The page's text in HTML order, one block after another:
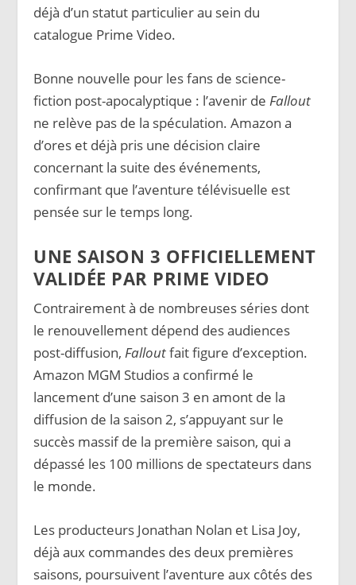
déjà d’un statut particulier au sein du
catalogue Prime Video.
Bonne nouvelle pour les fans de science-
fiction post-apocalyptique : l’avenir deFallout
ne relève pas de la spéculation. Amazon a
d’ores et déjà pris une décision claire
concernant la suite des événements,
confirmant que l’aventure télévisuelle est
pensée sur le temps long.
UNE SAISON 3 OFFICIELLEMENT
VALIDÉE PAR PRIME VIDEO
Contrairement à de nombreuses séries dont
le renouvellement dépend des audiences
post-diffusion,Falloutfait figure d’exception.
Amazon MGM Studios a confirmé le
lancement d’une saison 3 en amont de la
diffusion de la saison 2, s’appuyant sur le
succès massif de la première saison, qui a
dépassé les 100 millions de spectateurs dans
le monde.
Les producteurs Jonathan Nolan et Lisa Joy,
déjà aux commandes des deux premières
saisons, poursuivent l’aventure aux côtés des